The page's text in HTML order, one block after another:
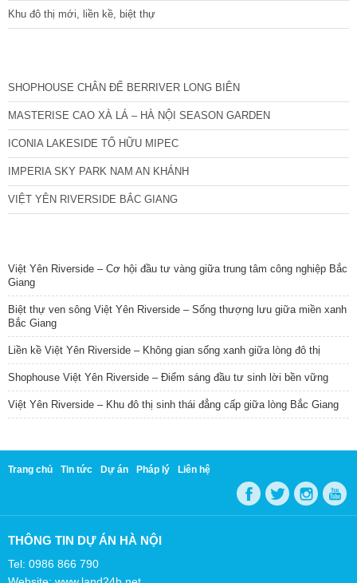
Khu đô thị mới, liền kề, biệt thự
SHOPHOUSE CHÂN ĐẾ BERRIVER LONG BIÊN
MASTERISE CAO XÀ LÁ – HÀ NỘI SEASON GARDEN
ICONIA LAKESIDE TỐ HỮU MIPEC
IMPERIA SKY PARK NAM AN KHÁNH
VIỆT YÊN RIVERSIDE BẮC GIANG
Việt Yên Riverside – Cơ hội đầu tư vàng giữa trung tâm công nghiệp Bắc
Giang
Biệt thự ven sông Việt Yên Riverside – Sống thượng lưu giữa miền xanh
Bắc Giang
Liền kề Việt Yên Riverside – Không gian sống xanh giữa lòng đô thị
Shophouse Việt Yên Riverside – Điểm sáng đầu tư sinh lời bền vững
Việt Yên Riverside – Khu đô thị sinh thái đẳng cấp giữa lòng Bắc Giang
Trang chủ Tin tức Dự án Pháp lý Liên hệ
THÔNG TIN DỰ ÁN HÀ NỘI
Tel: 0986 866 790